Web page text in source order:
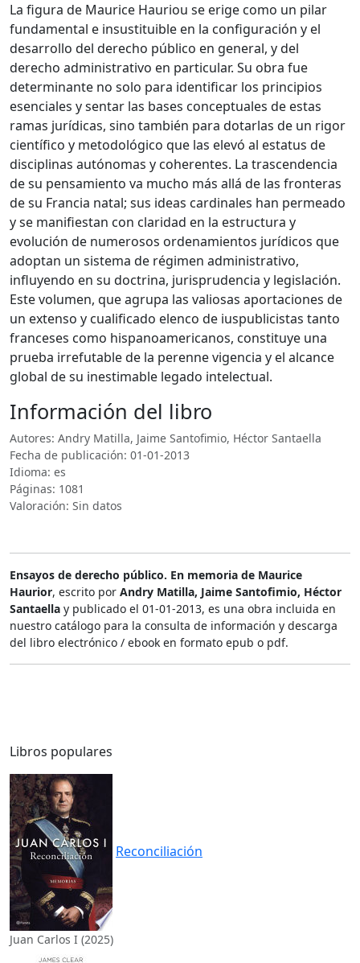
La figura de Maurice Hauriou se erige como un pilar
fundamental e insustituible en la configuración y el
desarrollo del derecho público en general, y del
derecho administrativo en particular. Su obra fue
determinante no solo para identificar los principios
esenciales y sentar las bases conceptuales de estas
ramas jurídicas, sino también para dotarlas de un rigor
científico y metodológico que las elevó al estatus de
disciplinas autónomas y coherentes. La trascendencia
de su pensamiento va mucho más allá de las fronteras
de su Francia natal; sus ideas cardinales han permeado
y se manifiestan con claridad en la estructura y
evolución de numerosos ordenamientos jurídicos que
adoptan un sistema de régimen administrativo,
influyendo en su doctrina, jurisprudencia y legislación.
Este volumen, que agrupa las valiosas aportaciones de
un extenso y cualificado elenco de iuspublicistas tanto
franceses como hispanoamericanos, constituye una
prueba irrefutable de la perenne vigencia y el alcance
global de su inestimable legado intelectual.
Información del libro
Autores: Andry Matilla, Jaime Santofimio, Héctor Santaella
Fecha de publicación: 01-01-2013
Idioma: es
Páginas: 1081
Valoración: Sin datos
Ensayos de derecho público. En memoria de Maurice
Haurior, escrito por Andry Matilla, Jaime Santofimio, Héctor
Santaella y publicado el 01-01-2013, es una obra incluida en
nuestro catálogo para la consulta de información y descarga
del libro electrónico / ebook en formato epub o pdf.
Libros populares
Reconciliación
Juan Carlos I (2025)